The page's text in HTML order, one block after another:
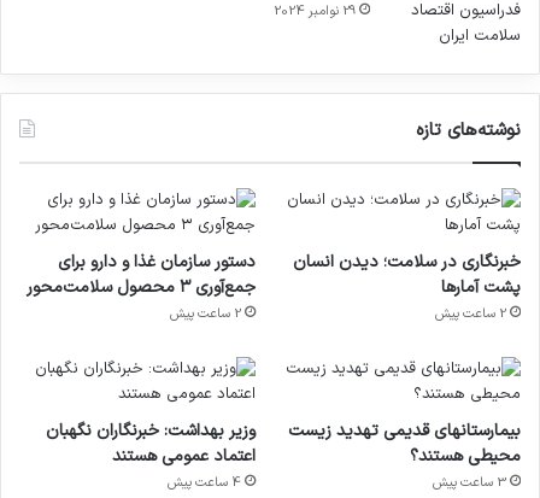
29 نوامبر 2024
نوشته‌های تازه
خبرنگاری در سلامت؛ دیدن انسان
پشت آمارها
2 ساعت پیش
دستور سازمان غذا و دارو برای
جمع‌آوری ۳ محصول سلامت‌محور
2 ساعت پیش
بیمارستانهای قدیمی تهدید زیست
محیطی هستند؟
3 ساعت پیش
وزیر بهداشت: خبرنگاران نگهبان
اعتماد عمومی هستند
4 ساعت پیش